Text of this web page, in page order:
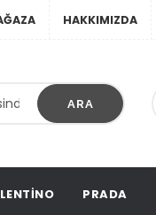
HAKKIMIZDA
ARA
PRADA